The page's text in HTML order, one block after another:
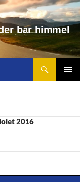
er bar himme
2016